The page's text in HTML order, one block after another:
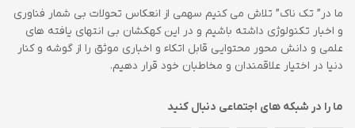
ما در” تک ناک” تلاش می کنیم سهمی از انعکاس تحولات بی شمار فناوری
و اخبار تکنولوژی داشته باشیم و در این کهکشان بی انتهای یافته های
علمی و دانش محور محتوایی قابل اتکاء و اخباری موثق را از گوشه و کنار
دنیا در اختیار علاقمندان و مخاطبان خود قرار دهیم.
ما را در شبکه های اجتماعی دنبال کنید